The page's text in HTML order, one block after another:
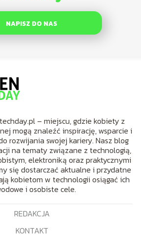
NAPISZ DO NAS
– miejscu, gdzie kobiety z
mogą znaleźć inspirację, wsparcie i
rozwijania swojej kariery. Nasz blog
na tematy związane z technologią,
elektroniką oraz praktycznymi
się dostarczać aktualne i przydatne
kobietom w technologii osiągać ich
i osobiste cele.
REDAKCJA
KONTAKT